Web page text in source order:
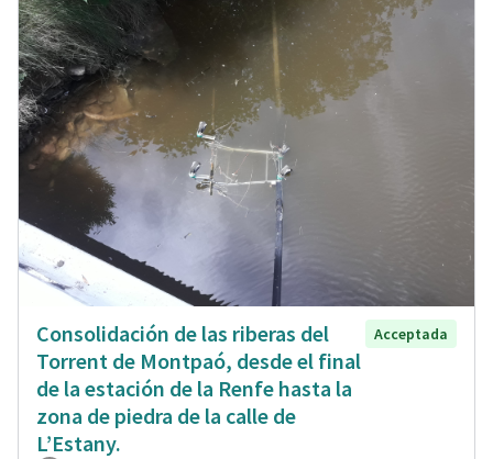
Consolidación de las riberas del
Torrent de Montpaó, desde el final
de la estación de la Renfe hasta la
zona de piedra de la calle de
L’Estany.
Acceptada